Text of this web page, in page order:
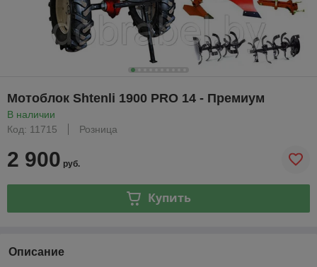
Мотоблок Shtenli 1900 PRO 14 - Премиум
В наличии
Код: 11715
Розница
2 900 руб.
Купить
Описание